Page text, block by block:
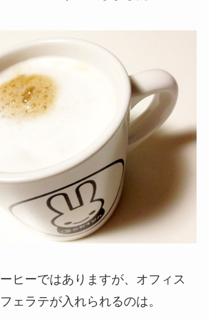
ヒーではありますが、オフィス
ェラテが入れられるのは。